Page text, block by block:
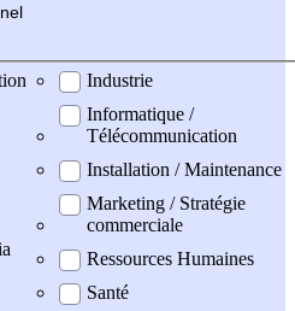
Industrie
Informatique /
Télécommunication
Installation / Maintenance
Marketing / Stratégie
commerciale
Ressources Humaines
Santé